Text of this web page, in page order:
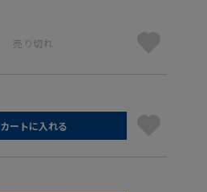
売り切れ
カートに入れる